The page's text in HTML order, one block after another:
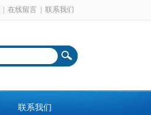
在线留言 联系我们
联系我们